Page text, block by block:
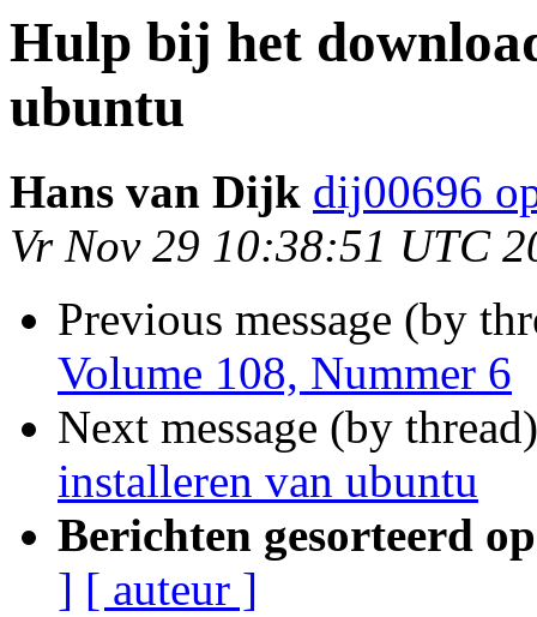
Hulp bij het
ubuntu
Hans van Dijk dij00696
Vr Nov 29 10:38:51 UTC
Previous message (by
Volume 108, Nummer 6
Next message (by
installeren van ubuntu
Berichten gesorteerd
] [ auteur ]